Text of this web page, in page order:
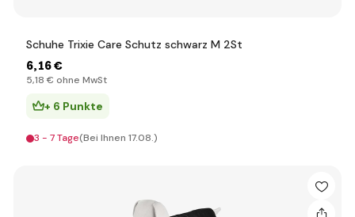
Schuhe Trixie Care Schutz schwarz M 2St
6,16 €
5,18 € ohne MwSt
+ 6 Punkte
3 - 7 Tage(Bei Ihnen 17.08.)